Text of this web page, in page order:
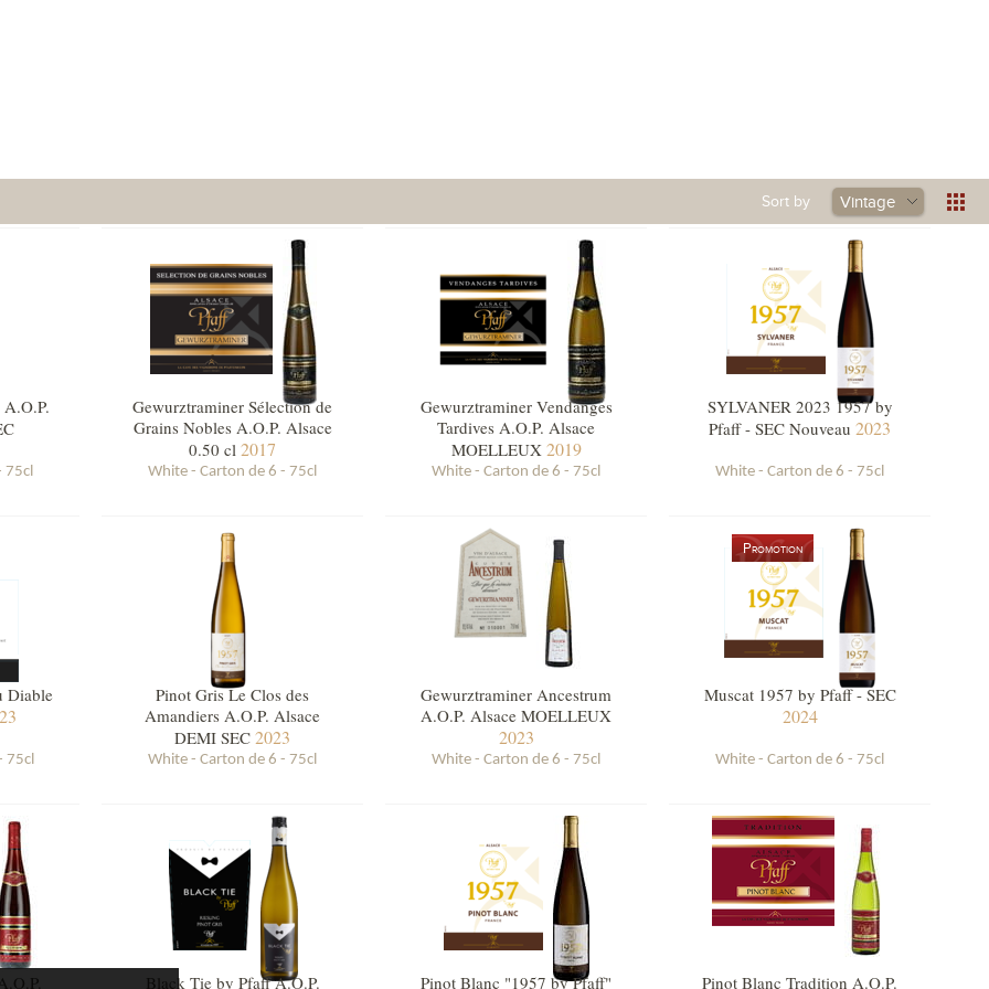
Sort by Vintage
75cl
Gewurztraminer Sélection de
Grains Nobles A.O.P. Alsace
0.50 cl 2017
White - Carton de 6 - 75cl
Gewurztraminer Vendanges
Tardives A.O.P. Alsace
MOELLEUX2019
White - Carton de 6 - 75cl
SYLVANER 2023 1957 by
Pfaff - SEC Nouveau 2023
White - Carton de 6 - 75cl
Diable
75cl
Pinot Gris Le Clos des
Amandiers A.O.P. Alsace
DEMI SEC 2023
White - Carton de 6 - 75cl
Gewurztraminer Ancestrum
A.O.P. Alsace MOELLEUX
2023
White - Carton de 6 - 75cl
Promotion
Muscat 1957 by Pfaff - SEC
2024
White - Carton de 6 - 75cl
Black Tie by Pfaff A.O.P. Pinot Blanc "1957 by Pfaff" Pinot Blanc Tradition A.O.P.